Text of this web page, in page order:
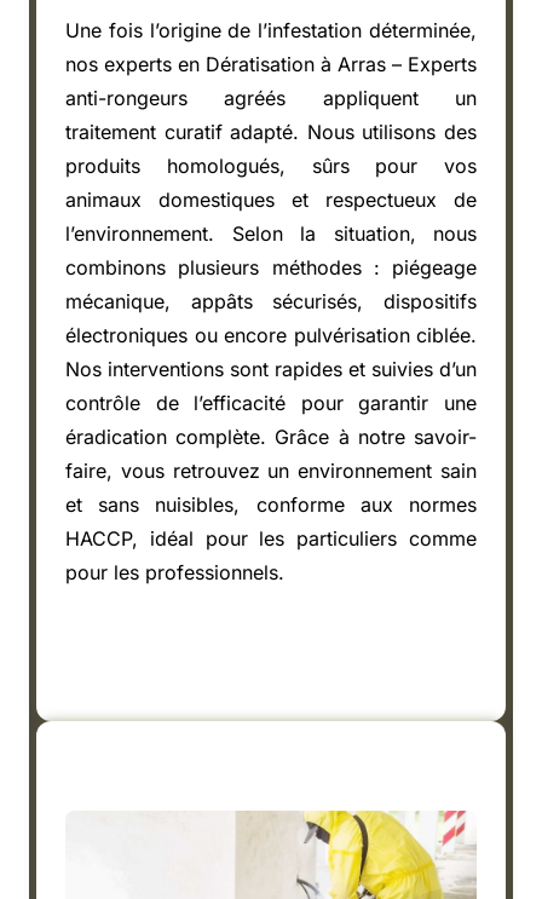
Une fois l’origine de l’infestation déterminée,
nos experts en Dératisation à Arras – Experts
anti-rongeurs agréés appliquent un
traitement curatif adapté. Nous utilisons des
produits homologués, sûrs pour vos
animaux domestiques et respectueux de
l’environnement. Selon la situation, nous
combinons plusieurs méthodes : piégeage
mécanique, appâts sécurisés, dispositifs
électroniques ou encore pulvérisation ciblée.
Nos interventions sont rapides et suivies d’un
contrôle de l’efficacité pour garantir une
éradication complète. Grâce à notre savoir-
faire, vous retrouvez un environnement sain
et sans nuisibles, conforme aux normes
HACCP, idéal pour les particuliers comme
pour les professionnels.